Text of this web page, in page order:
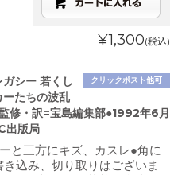
¥1,300(税込)
クリックポスト他可
シー 若くし
たちの波乱
修・訳=宝島編集部●1992年6月
出版局
と三方にキズ、カスレ●角に
込み、切り取りはございま